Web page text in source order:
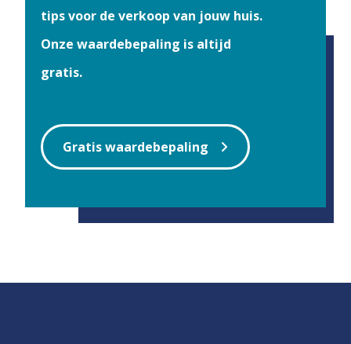
tips voor de verkoop van jouw huis.
Onze waardebepaling is altijd
gratis.
Gratis waardebepaling